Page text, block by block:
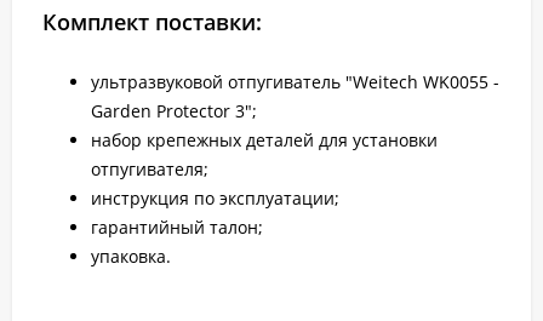
Комплект поставки:
ультразвуковой отпугиватель "Weitech WK0055 -
Garden Protector 3";
набор крепежных деталей для установки
отпугивателя;
инструкция по эксплуатации;
гарантийный талон;
упаковка.